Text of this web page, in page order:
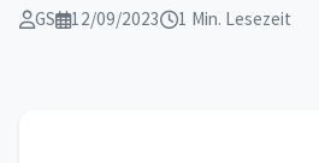
GS 12/09/2023 1 Min. Lesezeit